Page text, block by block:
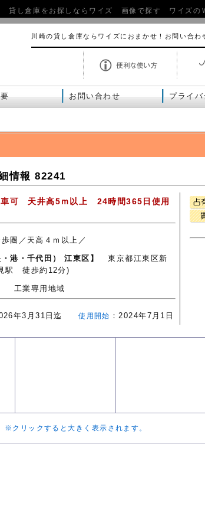
貸し倉庫をお探しならワイズ 画像で探す ワイズの
川崎の貸し倉庫ならワイズにおまかせ！お問い合
お問い合わせ プライ
情報 82241
可 天井高5ｍ以上 24時間365日使用
圏／天高４ｍ以上／
港・千代田） 江東区】
東京都江東区新
駅 徒歩約12分)
工業専用地域
年3月31日迄使用開始 ：2024年7月1日
クリックすると大きく表示されます。